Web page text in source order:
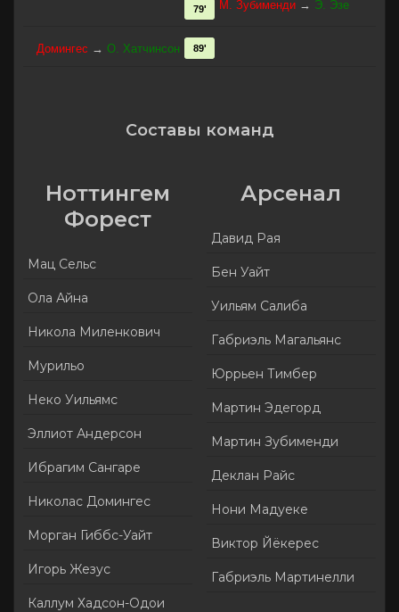
М. Зубименди → Э. Эзе
79'
Домингес → О. Хатчинсон 89'
Составы команд
Ноттингем
Форест
Мац Сельс
Ола Айна
Никола Миленкович
Мурильо
Неко Уильямс
Эллиот Андерсон
Ибрагим Сангаре
Николас Домингес
Морган Гиббс-Уайт
Игорь Жезус
Каллум Хадсон-Одои
Арсенал
Давид Рая
Бен Уайт
Уильям Салиба
Габриэль Магальянс
Юррьен Тимбер
Мартин Эдегорд
Мартин Зубименди
Деклан Райс
Нони Мадуеке
Виктор Йёкерес
Габриэль Мартинелли